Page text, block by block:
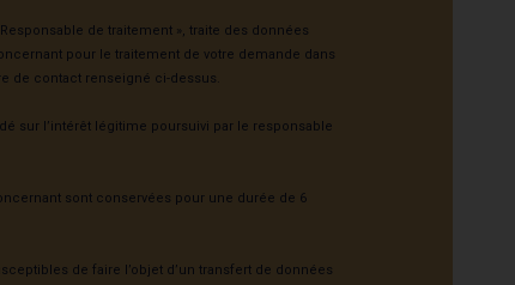
de traitement », traite des données
pour le traitement de votre demande dans
de contact renseigné ci-dessus.
sur l’intérêt légitime poursuivi par le responsable
sont conservées pour une durée de 6
de faire l’objet d’un transfert de données